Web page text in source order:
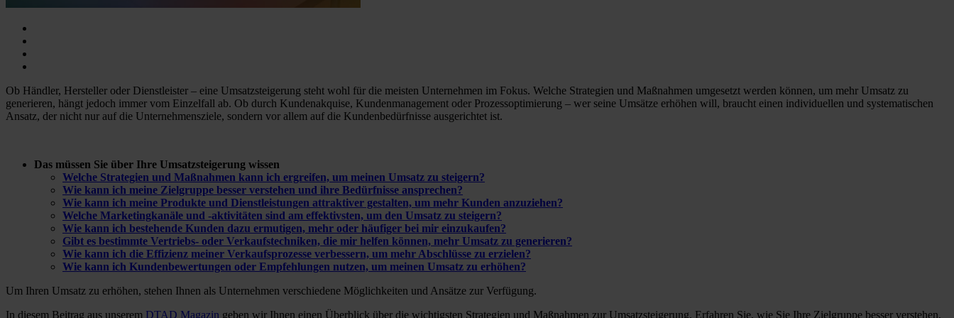
Ob Händler, Hersteller oder Dienstleister – eine Umsatzsteigerung steht wohl für die meisten Unternehmen im Fokus. Welche Strategien und Maßnahmen umgesetzt werden können, um mehr Umsatz zu
generieren, hängt jedoch immer vom Einzelfall ab. Ob durch Kundenakquise, Kundenmanagement oder Prozessoptimierung – wer seine Umsätze erhöhen will, braucht einen individuellen und systematischen
Ansatz, der nicht nur auf die Unternehmensziele, sondern vor allem auf die Kundenbedürfnisse ausgerichtet ist.
Das müssen Sie über Ihre Umsatzsteigerung wissen
Welche Strategien und Maßnahmen kann ich ergreifen, um meinen Umsatz zu steigern?
Wie kann ich meine Zielgruppe besser verstehen und ihre Bedürfnisse ansprechen?
Wie kann ich meine Produkte und Dienstleistungen attraktiver gestalten, um mehr Kunden anzuziehen?
Welche Marketingkanäle und -aktivitäten sind am effektivsten, um den Umsatz zu steigern?
Wie kann ich bestehende Kunden dazu ermutigen, mehr oder häufiger bei mir einzukaufen?
Gibt es bestimmte Vertriebs- oder Verkaufstechniken, die mir helfen können, mehr Umsatz zu generieren?
Wie kann ich die Effizienz meiner Verkaufsprozesse verbessern, um mehr Abschlüsse zu erzielen?
Wie kann ich Kundenbewertungen oder Empfehlungen nutzen, um meinen Umsatz zu erhöhen?
Um Ihren Umsatz zu erhöhen, stehen Ihnen als Unternehmen verschiedene Möglichkeiten und Ansätze zur Verfügung.
In diesem Beitrag aus unserem DTAD Magazin geben wir Ihnen einen Überblick über die wichtigsten Strategien und Maßnahmen zur Umsatzsteigerung. Erfahren Sie, wie Sie Ihre Zielgruppe besser verstehen,